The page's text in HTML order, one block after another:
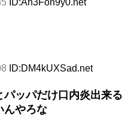
ID:DM4kUXSad.net
パッパだけ口内炎出来る
んやろな